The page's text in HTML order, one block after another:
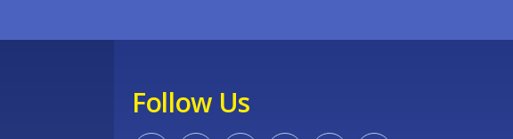
Follow Us